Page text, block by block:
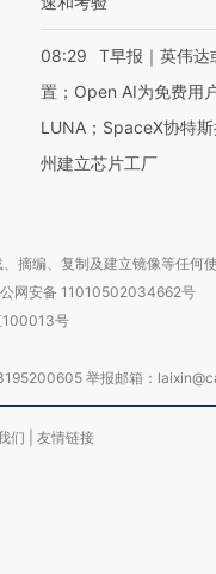
08:29
T早报｜英伟达
置；Open AI为免费用
LUNA；SpaceX协特
州建立芯片工厂
摘编、复制及建立镜像等任何使
网安备 11010502034662号
100013号
举报邮箱：
们 友情链接